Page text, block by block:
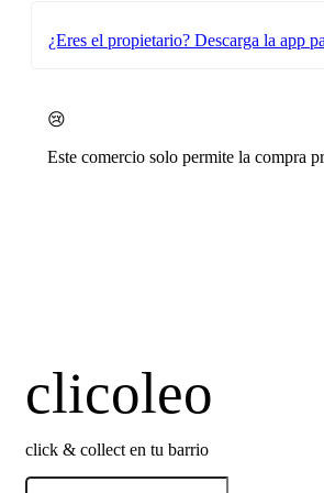
¿Eres el propietario? Descarga la app
😢
Este comercio solo permite la compra
clicoleo
click & collect en tu barrio